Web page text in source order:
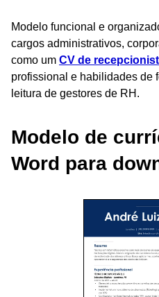
Modelo funcional e
cargos administrativos,
como um CV de
profissional e habilidades de
leitura de gestores de RH.
Modelo de
Word para